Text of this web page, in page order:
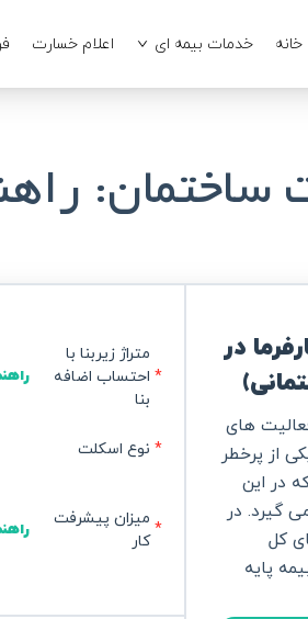
خانه خدمات بیمه ای اعلام خسارت
ساختمان:
متراژ زیربنا با
احتساب اضافه
بنا
نوع اسکلت
میزان پیشرفت
کار
در
های
از پرخطر
در این
گیرد. در
کل
پایه